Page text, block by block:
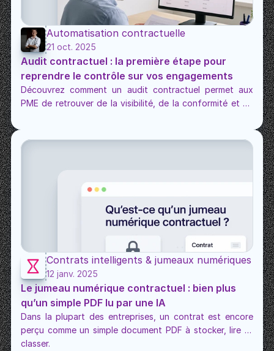
Automatisation contractuelle
21 oct. 2025
Audit contractuel : la première étape pour
reprendre le contrôle sur vos engagements
Découvrez comment un audit contractuel permet aux
PME de retrouver de la visibilité, de la conformité et de
Contrats intelligents & jumeaux numériques
12 janv. 2025
Le jumeau numérique contractuel : bien plus
qu’un simple PDF lu par une IA
Dans la plupart des entreprises, un contrat est encore
perçu comme un simple document PDF à stocker, lire et
classer.